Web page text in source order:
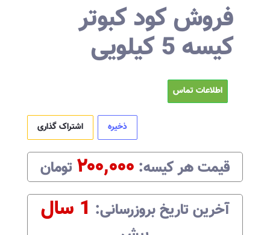
فروش کود کبوتر
کیسه 5 کیلویی
اطلاعات تماس
ذخیره اشتراک گذاری
قیمت هرکیسه:‌ ۲۰۰,۰۰۰ تومان
آخرین تاریخ بروزرسانی:‌ 1 سال